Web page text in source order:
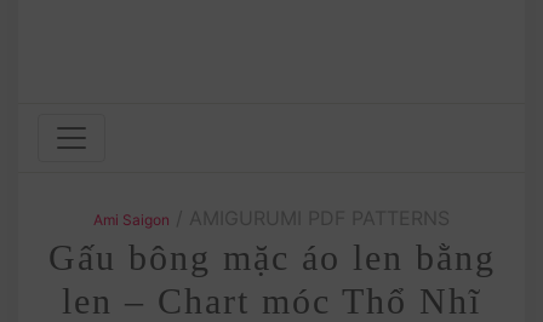
Ami Saigon
Gấu bông mặc áo len bằng
len – Chart móc Thổ Nhĩ